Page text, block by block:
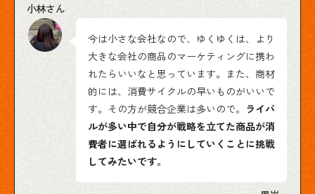
今は小さな会社なので、ゆくゆくは、より
大きな会社の商品のマーケティングに携わ
れたらいいなと思っています。また、商材
的には、消費サイクルの早いものがいいで
す。その方が競合企業は多いので。 ライバ
ルが多い中で自分が戦略を立てた商品が消
費者に選ばれるようにしていくことに挑戦
してみたいです。